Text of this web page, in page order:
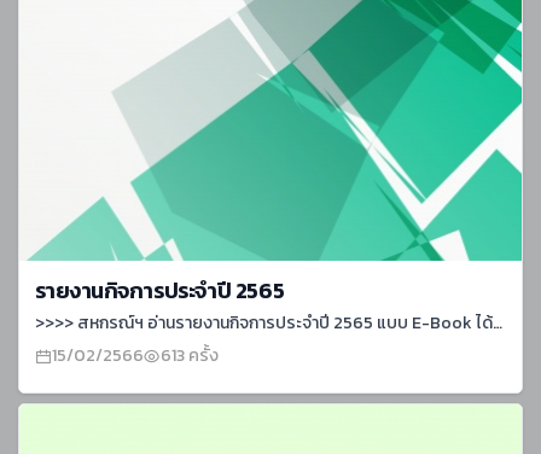
รายงานกิจการประจำปี 2565
>>>> สหกรณ์ฯ อ่านรายงานกิจการประจำปี 2565 แบบ E-Book ได้ที่ลิงค์นี้ค่ะ รายงานกิจการสหกรณ์ ประจำปี 65 (pubhtml5.com)>>>> สมาคมฌาปนกิจสงเคราะห์ข้าราชการส่วนท้องถิ่นเชียงใหม่ แบบ E-Book ได้ที่ลิงค์นี้ค่ะเอกสารประกอบประชุมใหญ่สมาคม ปี 2565 (pubhtml5.com)
15/02/2566
613 ครั้ง